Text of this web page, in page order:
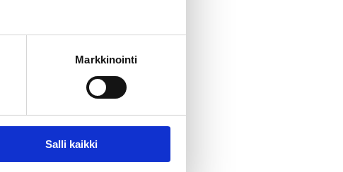
Markkinointi
Salli kaikki